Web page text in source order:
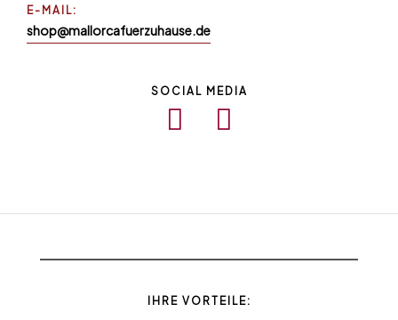
E-MAIL:
shop@mallorcafuerzuhause.de
SOCIAL MEDIA
IHRE VORTEILE: